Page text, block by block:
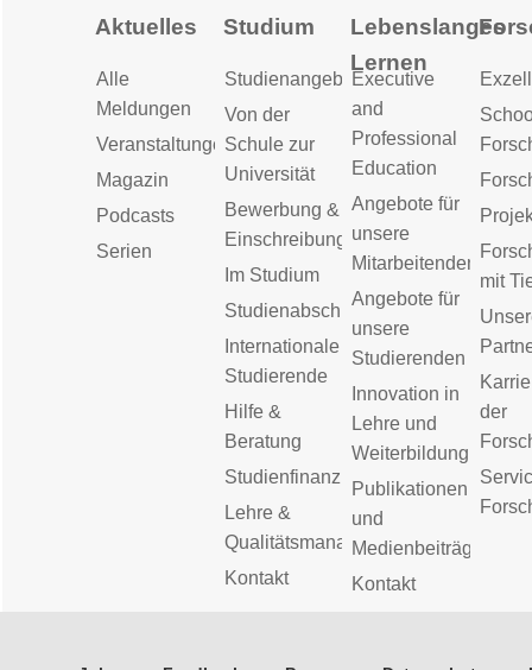
Aktuelles
Alle
Meldungen
Veranstaltungen
Magazin
Podcasts
Serien
Studium
Studienangebot
Von der
Schule zur
Universität
Bewerbung &
Einschreibung
Im Studium
Studienabschluss
Internationale
Studierende
Hilfe &
Beratung
Studienfinanzierung
Lehre &
Qualitätsmanagement
Kontakt
Lebenslanges
Lernen
Executive
and
Professional
Education
Angebote für
unsere
Mitarbeitenden
Angebote für
unsere
Studierenden
Innovation in
Lehre und
Weiterbildung
Publikationen
und
Medienbeiträge
Kontakt
mit
der